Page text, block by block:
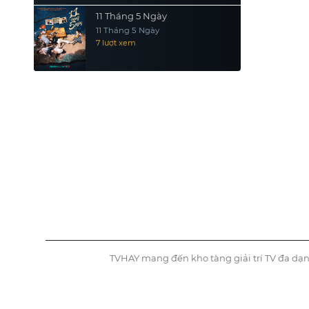
11 Tháng 5 Ngày
11 Tháng 5 Ngày
7 lượt xem
TVHAY mang đến kho tàng giải trí TV đa